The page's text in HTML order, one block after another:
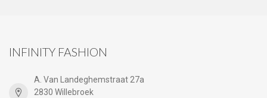
INFINITY FASHION
A. Van Landeghemstraat 27a
2830 Willebroek